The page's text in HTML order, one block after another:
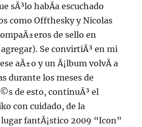
sÃ³lo habÃ­a escuchado
como Offthesky y Nicolas
de sello en
Se convirtiÃ³ en mi
aÃ±o y un Ã¡lbum volvÃ­ a
durante los meses de
de esto, continuÃ³ el
con cuidado, de la
fantÃ¡stico 2009 “Icon”